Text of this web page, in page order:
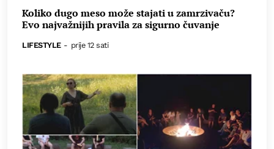
Koliko dugo meso može stajati u zamrzivaču?
Evo najvažnijih pravila za sigurno čuvanje
LIFESTYLE - prije 12 sati